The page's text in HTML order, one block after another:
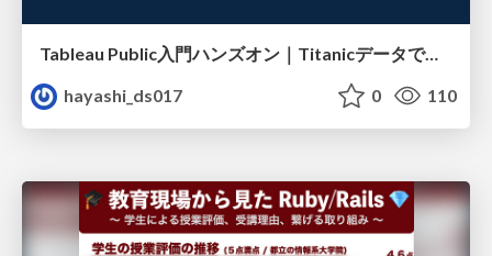
Tableau Public入門ハンズオン｜Titanicデータで学ぶViz作成とMakeover
hayashi_ds017
0 110